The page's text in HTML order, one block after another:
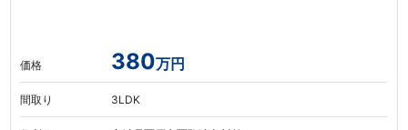
価格 380万円
間取り 3LDK